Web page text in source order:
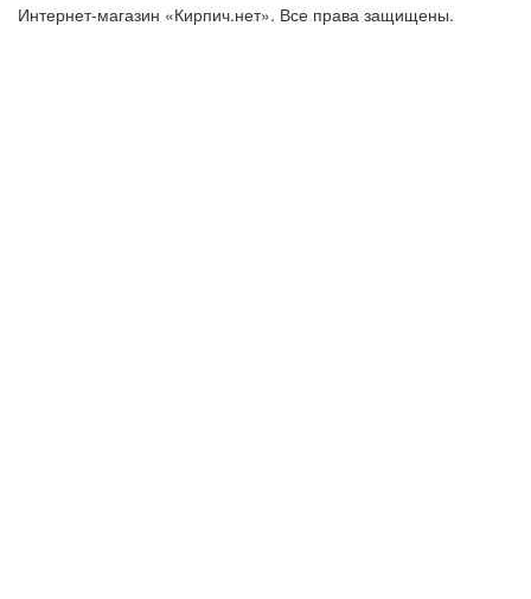
Интернет-магазин «Кирпич.нет». Все права защищены.